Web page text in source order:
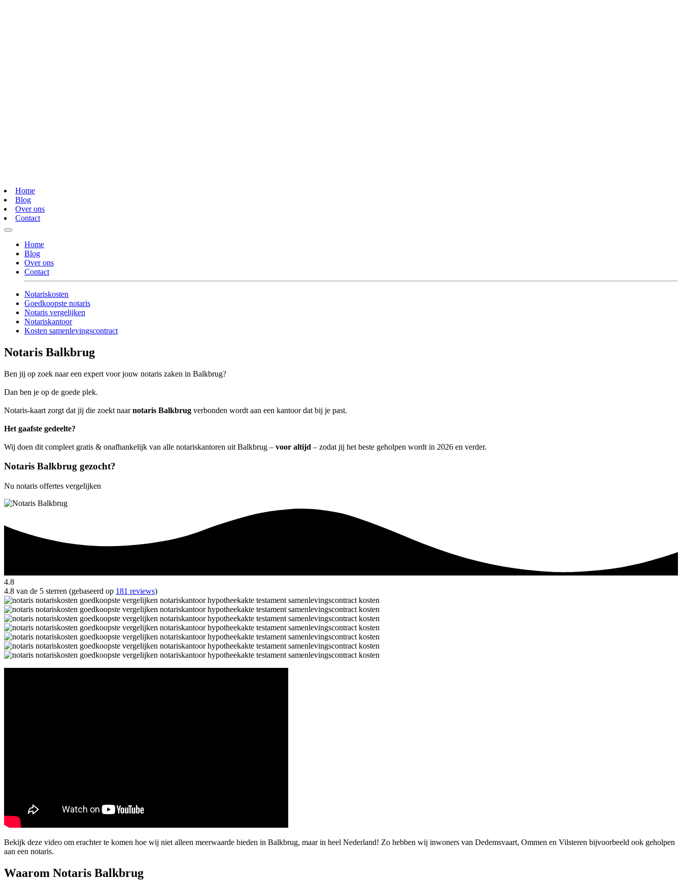
Home
Blog
Over ons
Contact
Home
Blog
Over ons
Contact
Notariskosten
Goedkoopste notaris
Notaris vergelijken
Notariskantoor
Kosten samenlevingscontract
Notaris Balkbrug
Ben jij op zoek naar een expert voor jouw notaris zaken in Balkbrug?
Dan ben je op de goede plek.
Notaris-kaart zorgt dat jij die zoekt naarnotaris Balkbrug verbonden wordt aan een kantoor dat bij je past.
Het gaafste gedeelte?
Wij doen dit compleet gratis & onafhankelijk van alle notariskantoren uit Balkbrug – voor altijd – zodat jij het beste geholpen wordt in 2026 en verder.
Notaris Balkbrug gezocht?
Nu notaris offertes vergelijken
4.8
4.8 van de 5 sterren (gebaseerd op 181 reviews)
Bekijk deze video om erachter te komen hoe wij niet alleen meerwaarde bieden in Balkbrug, maar in heel Nederland! Zo hebben wij inwoners van Dedemsvaart, Ommen en Vilsteren bijvoorbeeld ook geholpen
aan een notaris.
Waarom Notaris Balkbrug